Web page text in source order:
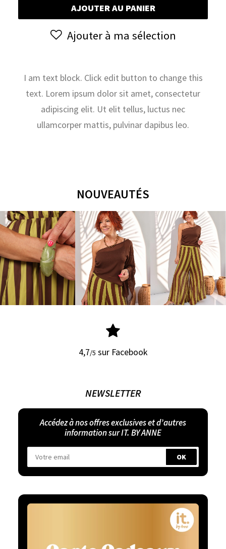
Live
Dimanche
31
Lundi
Avril
AJOUTER AU PANIER
Ajouter à ma sélection
I am text block. Click edit button to change this
text. Lorem ipsum dolor sit amet, consectetur
adipiscing elit. Ut elit tellus, luctus nec
ullamcorper mattis, pulvinar dapibus leo.
NOUVEAUTÉS
4,7/5 sur Facebook
NEWSLETTER
Accédez à nos offres exclusives et d’autres
information sur IT. BY ANNE